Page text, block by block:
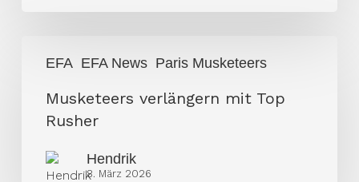
EFA EFA News Paris Musketeers
verlängern
Musketeers verlängern mit Top
Rusher
Hendrik
8. März 2026